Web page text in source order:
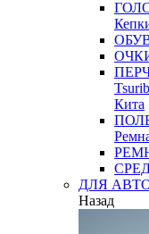
Кита
ДЛЯ
Назад